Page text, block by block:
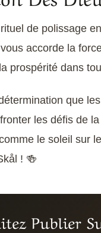
de polissage
accorde la
prospérité dans
que
les défis de
le soleil sur
! 🍻
Publier